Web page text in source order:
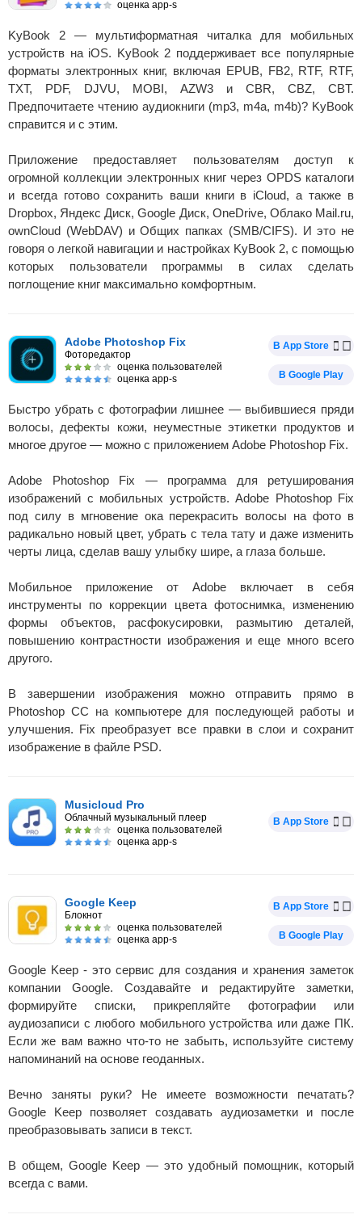
оценка app-s
KyBook 2 — мультиформатная читалка для мобильных
устройств на iOS. KyBook 2 поддерживает все популярные
форматы электронных книг, включая EPUB, FB2, RTF, RTF,
TXT, PDF, DJVU, MOBI, AZW3 и CBR, CBZ, CBT.
Предпочитаете чтению аудиокниги (mp3, m4a, m4b)? KyBook
справится и с этим.
Приложение предоставляет пользователям доступ к
огромной коллекции электронных книг через ОPDS каталоги
и всегда готово сохранить ваши книги в iCloud, а также в
Dropbox, Яндекс Диск, Google Диск, OneDrive, Облако Mail.ru,
ownCloud (WebDAV) и Общих папках (SMB/CIFS). И это не
говоря о легкой навигации и настройках KyBook 2, с помощью
которых пользователи программы в силах сделать
поглощение книг максимально комфортным.
Adobe Photoshop Fix
Фоторедактор
оценка пользователей
оценка app-s
В App Store
В Google Play
Быстро убрать с фотографии лишнее — выбившиеся пряди
волосы, дефекты кожи, неуместные этикетки продуктов и
многое другое — можно с приложением Adobe Photoshop Fix.
Adobe Photoshop Fix — программа для ретуширования
изображений с мобильных устройств. Adobe Photoshop Fix
под силу в мгновение ока перекрасить волосы на фото в
радикально новый цвет, убрать с тела тату и даже изменить
черты лица, сделав вашу улыбку шире, а глаза больше.
Мобильное приложение от Adobe включает в себя
инструменты по коррекции цвета фотоснимка, изменению
формы объектов, расфокусировки, размытию деталей,
повышению контрастности изображения и еще много всего
другого.
В завершении изображения можно отправить прямо в
Photoshop CC на компьютере для последующей работы и
улучшения. Fix преобразует все правки в слои и сохранит
изображение в файле PSD.
Musicloud Pro
Облачный музыкальный плеер
оценка пользователей
оценка app-s
В App Store
Google Keep
Блокнот
оценка пользователей
оценка app-s
В App Store
В Google Play
Google Keep - это сервис для создания и хранения заметок
компании Google. Создавайте и редактируйте заметки,
формируйте списки, прикрепляйте фотографии или
аудиозаписи с любого мобильного устройства или даже ПК.
Если же вам важно что-то не забыть, используйте систему
напоминаний на основе геоданных.
Вечно заняты руки? Не имеете возможности печатать?
Google Keep позволяет создавать аудиозаметки и после
преобразовывать записи в текст.
В общем, Google Keep — это удобный помощник, который
всегда с вами.